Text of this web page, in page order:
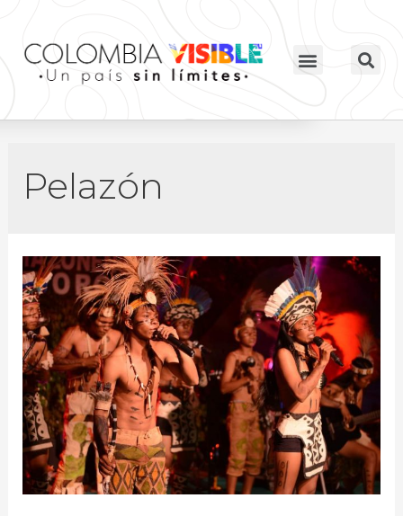
Pelazón